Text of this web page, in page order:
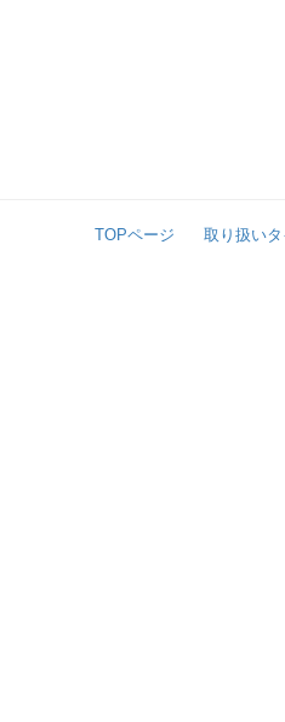
TOPページ 取り扱い